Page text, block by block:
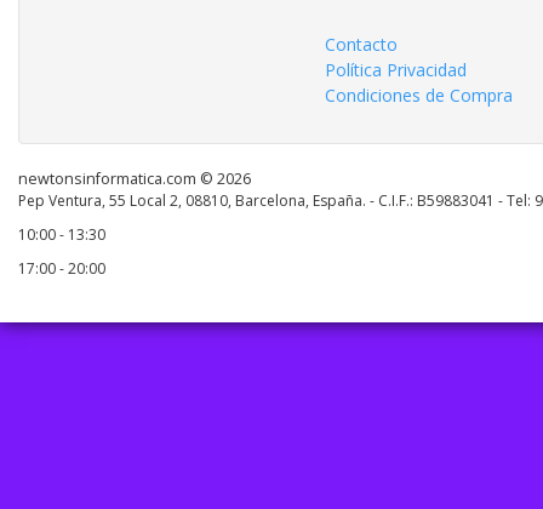
Contacto
Política Privacidad
Condiciones de Compra
newtonsinformatica.com © 2026
Pep Ventura, 55 Local 2, 08810, Barcelona, España. - C.I.F.: B59883041 - Tel:
10:00 - 13:30
17:00 - 20:00